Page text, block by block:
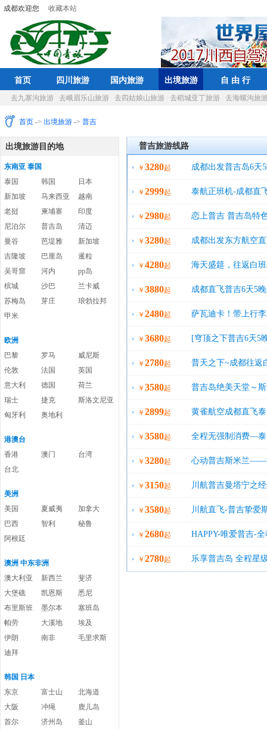
成都欢迎您 收藏本站
首页 四川旅游 国内旅游 出境旅游 自 由 行
去九寨沟旅游 去峨眉乐山旅游 去四姑娘山旅游 去稻城亚丁旅游 去海螺沟旅
首页 -> 出境旅游 -> 普吉
出境旅游目的地
东南亚 泰国
泰国
韩国
日本
新加坡
马来西亚
越南
老挝
柬埔寨
印度
尼泊尔
普吉岛
清迈
曼谷
芭堤雅
新加坡
吉隆坡
巴厘岛
暹粒
吴哥窟
河内
pp岛
槟城
沙巴
兰卡威
苏梅岛
芽庄
琅勃拉邦
甲米
欧洲
巴黎
罗马
威尼斯
伦敦
法国
英国
意大利
德国
荷兰
瑞士
捷克
斯洛文尼亚
匈牙利
奥地利
港澳台
香港
澳门
台湾
台北
美洲
美国
夏威夷
加拿大
巴西
智利
秘鲁
阿根廷
澳洲 中东非洲
澳大利亚
新西兰
斐济
大堡礁
凯恩斯
悉尼
布里斯班
墨尔本
塞班岛
帕劳
大溪地
埃及
伊朗
南非
毛里求斯
迪拜
韩国 日本
东京
富士山
北海道
大阪
冲绳
鹿儿岛
首尔
济州岛 釜山
普吉旅游线路
￥ 3280起 成都出发普吉岛6天
￥ 2999起 泰航正班机-成都直
￥ 2980起 恋上普吉 普吉岛特
￥ 3280起 成都出发东方航空
￥ 4280起 海天盛筵，往返白
￥ 3880起 成都直飞普吉6天5
￥ 2480起 萨瓦迪卡！带上行
￥ 3680起 [穹顶之下普吉6天5
￥ 2780起 普天之下~成都往返
￥ 3580起 普吉岛绝美天堂～
￥ 2899起 黄雀航空成都直飞
￥ 3580起 全程无强制消费—泰
￥ 3280起 心动普吉斯米兰——
￥ 3150起 川航普吉曼塔宁之
￥ 3580起 川航直飞-普吉挚爱
￥ 2680起 HAPPY-唯爱普吉-
￥ 2780起 乐享普吉岛 全程星